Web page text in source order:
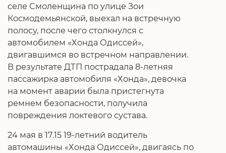
селе Смоленщина по улице Зои
Космодемьянской, выехал на встречную
полосу, после чего столкнулся с
автомобилем «Хонда Одиссей»,
двигавшимся во встречном направлении.
В результате ДТП пострадала 8-летняя
пассажирка автомобиля «Хонда», девочка
на момент аварии была пристегнута
ремнем безопасности, получила
повреждения локтевого сустава.
24 мая в 17.15 19-летний водитель
автомашины «Хонда Одиссей», двигаясь по